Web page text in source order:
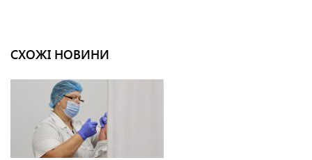
СХОЖІ НОВИНИ